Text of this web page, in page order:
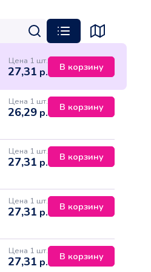
Цена 1 шт.
27,31 р. В корзину
Цена 1 шт.
26,29 р. В корзину
Цена 1 шт.
27,31 р. В корзину
Цена 1 шт.
27,31 р. В корзину
Цена 1 шт.
27,31 р. В корзину